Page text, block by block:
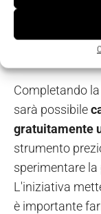
Mettiti
Completando
sarà possibile
gratuitamente
strumento
sperimentare
L'iniziativa
è importante